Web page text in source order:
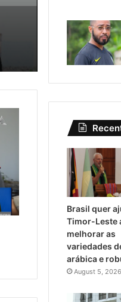
Brasil quer
Timor-Leste
melhorar as
variedades
arábica e
August 5, 2026